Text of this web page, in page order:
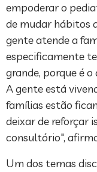
empoderar o
de mudar hábitos
gente atende a
especificamente
grande, porque é
A gente está
famílias estão
deixar de reforçar
consultório",
Um dos temas